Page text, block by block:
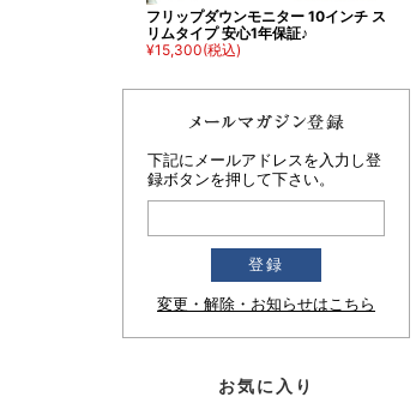
フリップダウンモニター 10インチ ス
リムタイプ 安心1年保証♪
¥15,300(税込)
下記にメールアドレスを入力し登
録ボタンを押して下さい。
変更・解除・お知らせはこちら
お気に入り